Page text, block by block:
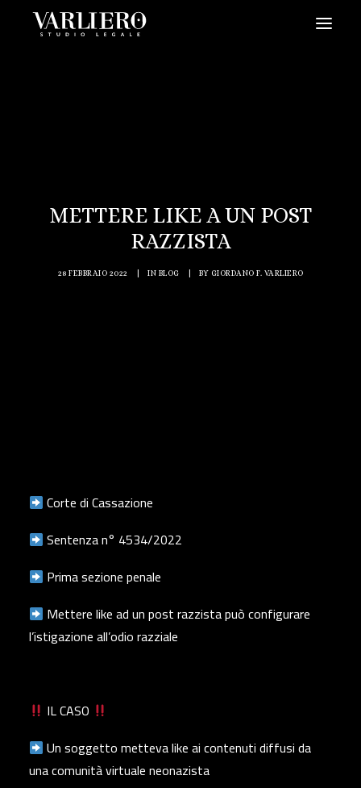
VIDEO
PRENDI UN APPUNTAMENTO
METTERE LIKE A UN POST
RAZZISTA
28 FEBBRAIO 2022 IN BLOG BY GIORDANO F. VARLIERO
Corte di Cassazione
Sentenza n° 4534/2022
Prima sezione penale
Mettere like ad un post razzista può configurare
l’istigazione all’odio razziale
IL CASO
Un soggetto metteva like ai contenuti diffusi da
una comunità virtuale neonazista